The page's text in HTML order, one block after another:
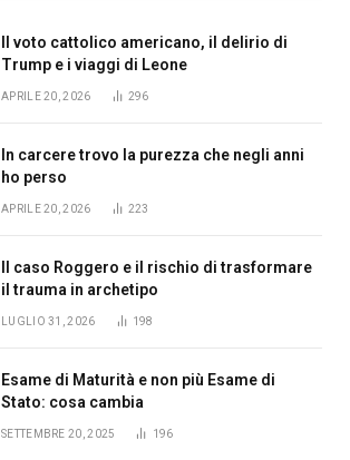
Il voto cattolico americano, il delirio di
Trump e i viaggi di Leone
APRILE 20, 2026 296
In carcere trovo la purezza che negli anni
ho perso
APRILE 20, 2026 223
Il caso Roggero e il rischio di trasformare
il trauma in archetipo
LUGLIO 31, 2026 198
Esame di Maturità e non più Esame di
Stato: cosa cambia
SETTEMBRE 20, 2025 196